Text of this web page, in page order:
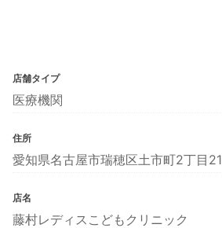
店舗タイプ
医療機関
住所
愛知県名古屋市瑞穂区土市町2丁目21
店名
藤村レディスこどもクリニック